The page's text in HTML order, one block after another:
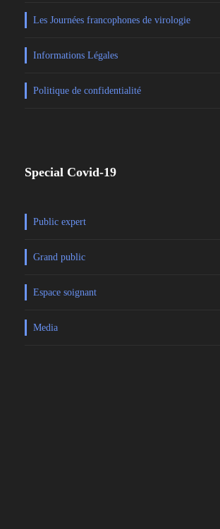
Les Journées francophones de virologie
Informations Légales
Politique de confidentialité
Special Covid-19
Public expert
Grand public
Espace soignant
Media